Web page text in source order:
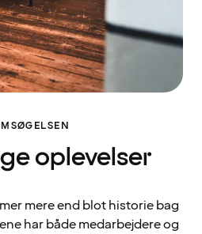
oplevelser
mere end blot historie bag
har både medarbejdere og